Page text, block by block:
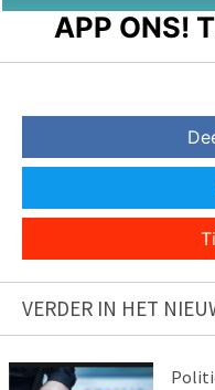
APP ONS!
VERDER IN HET